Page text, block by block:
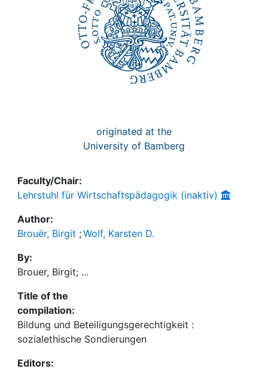
originated at the
University of Bamberg
Faculty/Chair:
Lehrstuhl für Wirtschaftspädagogik (inaktiv)
Author:
Brouër, Birgit ;Wolf, Karsten D.
By:
Brouer, Birgit; ...
Title of the
compilation:
Bildung und Beteiligungsgerechtigkeit :
sozialethische Sondierungen
Editors: